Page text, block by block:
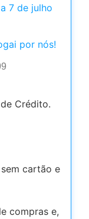
7 de julho
por nós!
Crédito.
cartão e
compras e,